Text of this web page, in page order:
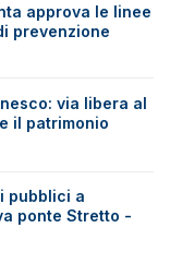
approva le linee
prevenzione
via libera al
il patrimonio
pubblici a
ponte Stretto -